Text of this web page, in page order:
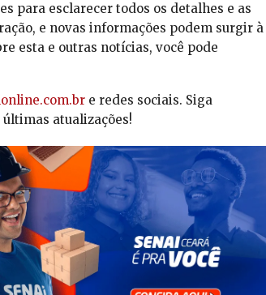
para esclarecer todos os detalhes e as
e novas informações podem surgir à
esta e outras notícias, você pode
e redes sociais. Siga
atualizações!